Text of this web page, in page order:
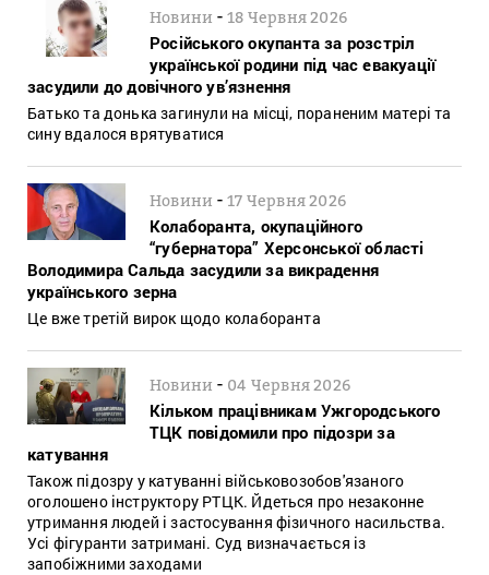
Новини -18 Червня 2026
Російського окупанта за розстріл
української родини під час евакуації
засудили до довічного ув’язнення
Батько та донька загинули на місці, пораненим матері та
сину вдалося врятуватися
Новини -17 Червня 2026
Колаборанта, окупаційного
“губернатора” Херсонської області
Володимира Сальда засудили за викрадення
українського зерна
Це вже третій вирок щодо колаборанта
Новини - 04 Червня 2026
Кільком працівникам Ужгородського
ТЦК повідомили про підозри за
катування
Також підозру у катуванні військовозобов'язаного
оголошено інструктору РТЦК. Йдеться про незаконне
утримання людей і застосування фізичного насильства.
Усі фігуранти затримані. Суд визначається із
запобіжними заходами